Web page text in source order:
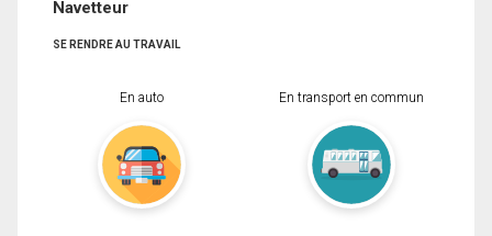
Navetteur
SE RENDRE AU TRAVAIL
En auto En transport en commun